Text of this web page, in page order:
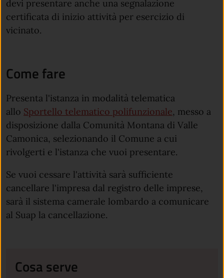
devi presentare anche una segnalazione
certificata di inizio attività per esercizio di
vicinato.
Come fare
Presenta l'istanza in modalità telematica
allo Sportello telematico polifunzionale, messo a
disposizione dalla Comunità Montana di Valle
Camonica, selezionando il Comune a cui
rivolgerti e l'istanza che vuoi presentare.
Se vuoi cessare l'attività sarà sufficiente
cancellare l'impresa dal registro delle imprese,
sarà il sistema camerale lombardo a comunicare
al Suap la cancellazione.
Cosa serve